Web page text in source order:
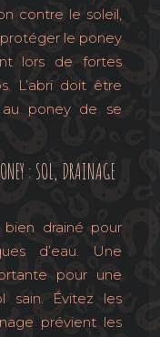
contre le soleil,
le poney
lors de fortes
L’abri doit être
poney de se
: SOL, DRAINAGE
drainé pour
d’eau. Une
pour une
sain. Évitez les
prévient les